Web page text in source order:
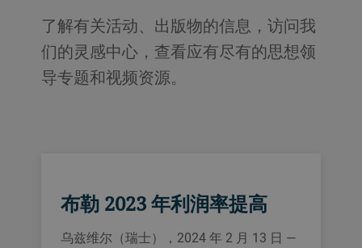
了解有关活动、出版物的信息，访问我
们的灵感中心，查看应有尽有的思想领
导专题和视频资源。
布勒 2023 年利润率提高
乌兹维尔（瑞士），2024 年 2 月 13 日 —